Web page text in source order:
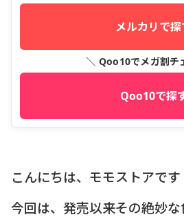
メルカリで探
＼ Qoo10でメガ割チ
Qoo10で探
こんにちは、モモストアです
今回は、発売以来その絶妙